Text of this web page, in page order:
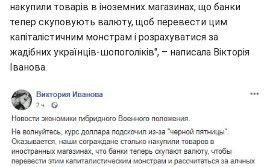
накупили товарів в іноземних магазинах, що банки
тепер скуповують валюту, щоб перевести цим
капіталістичним монстрам і розрахуватися за
жадібних українців-шопоголіків", – написала Вікторія
Іванова.